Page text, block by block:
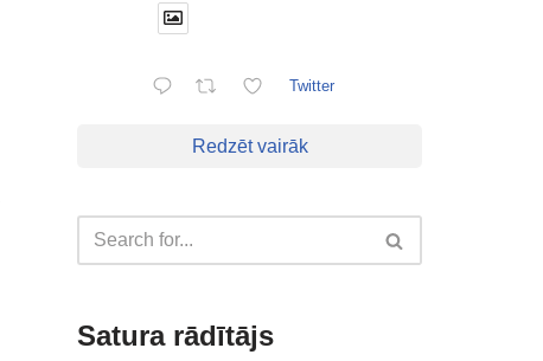
Twitter
Redzēt vairāk
Satura rādītājs